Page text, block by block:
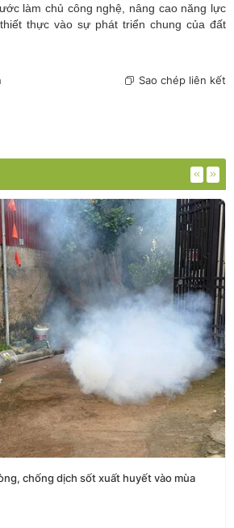
làm chủ công nghệ, nâng cao năng lực
thực vào sự phát triển chung của đất
Sao chép liên kết
chống dịch sốt xuất huyết vào mùa